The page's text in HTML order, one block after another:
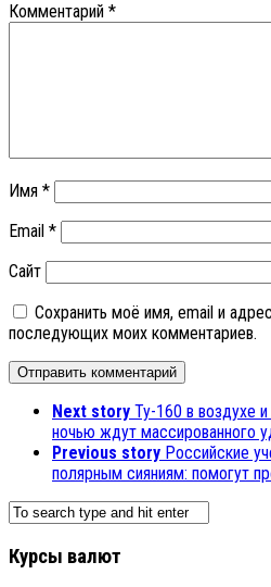
Комментарий *
Имя *
Email *
Сайт
Сохранить моё имя, email и
последующих моих комментариев.
Next story Ту-160 в воздухе
ночью ждут массированного
Previous story Российские
полярным сияниям: помогут
Курсы валют